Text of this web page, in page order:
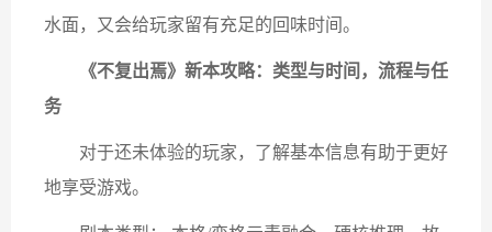
水面，又会给玩家留有充足的回味时间。
《不复出焉》新本攻略：类型与时间，流程与任
务
对于还未体验的玩家，了解基本信息有助于更好
地享受游戏。